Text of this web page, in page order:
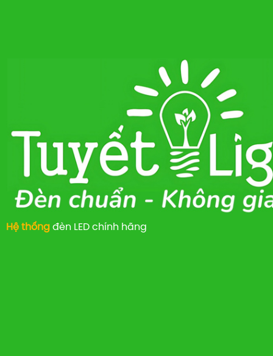
Hệ thống đèn LED chính hãng